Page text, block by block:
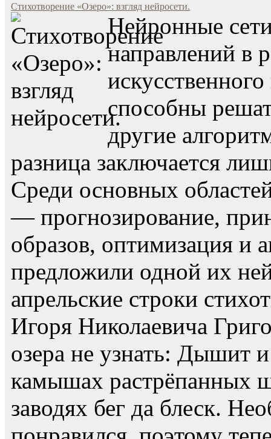
Стихотворение «Озеро»: взгляд нейросети.
Нейронные
направлений в
способны
другие
разница заключается
Среди основных
— прогнозирование,
образов, оптимизация и
предложили одной их
апрельские строки
Игоря Николаевича
озера не узнать: Дышит
камышах растрёпанных
заводях бег да блеск.